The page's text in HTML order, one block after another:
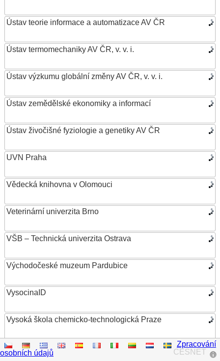
Ústav teorie informace a automatizace AV ČR
Ústav termomechaniky AV ČR, v. v. i.
Ústav výzkumu globální změny AV ČR, v. v. i.
Ústav zemědělské ekonomiky a informací
Ústav živočišné fyziologie a genetiky AV ČR
UVN Praha
Vědecká knihovna v Olomouci
Veterinární univerzita Brno
VŠB – Technická univerzita Ostrava
Východočeské muzeum Pardubice
VysocinaID
Vysoká škola chemicko-technologická Praze
Vysoká škola ekonomická v Praze
CESNET
Zpracování
osobních údajů